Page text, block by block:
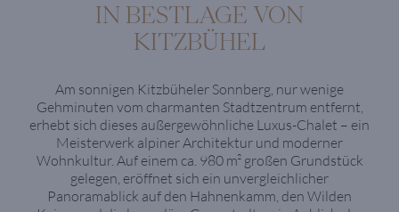
IN BESTLAGE VON
KITZBÜHEL
Am sonnigen Kitzbüheler Sonnberg, nur wenige
Gehminuten vom charmanten Stadtzentrum entfernt,
erhebt sich dieses außergewöhnliche Luxus-Chalet – ein
Meisterwerk alpiner Architektur und moderner
Wohnkultur. Auf einem ca. 980 m² großen Grundstück
gelegen, eröffnet sich ein unvergleichlicher
Panoramablick auf den Hahnenkamm, den Wilden